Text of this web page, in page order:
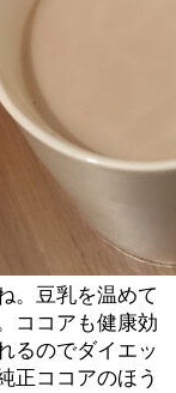
。豆乳を温めて
ココアも健康効
るのでダイエッ
正ココアのほう